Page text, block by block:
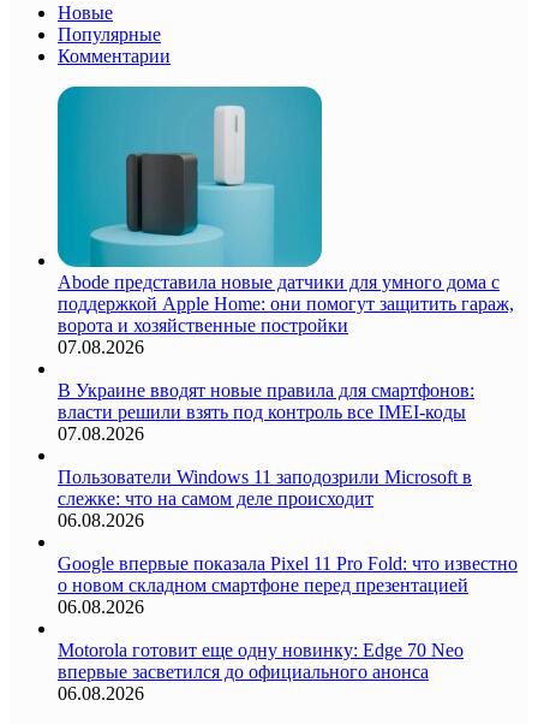
Новые
Популярные
Комментарии
Abode представила новые датчики для умного дома с
поддержкой Apple Home: они помогут защитить гараж,
ворота и хозяйственные постройки
07.08.2026
В Украине вводят новые правила для смартфонов:
власти решили взять под контроль все IMEI-коды
07.08.2026
Пользователи Windows 11 заподозрили Microsoft в
слежке: что на самом деле происходит
06.08.2026
Google впервые показала Pixel 11 Pro Fold: что известно
о новом складном смартфоне перед презентацией
06.08.2026
Motorola готовит еще одну новинку: Edge 70 Neo
впервые засветился до официального анонса
06.08.2026